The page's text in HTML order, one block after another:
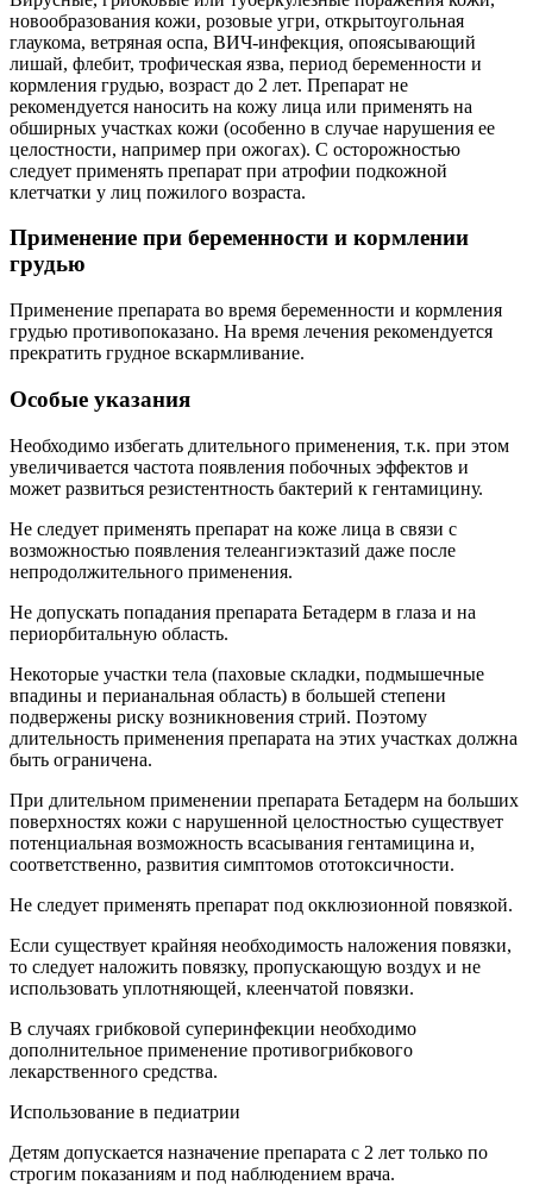
новообразования кожи, розовые угри, открытоугольная
глаукома, ветряная оспа, ВИЧ-инфекция, опоясывающий
лишай, флебит, трофическая язва, период беременности и
кормления грудью, возраст до 2 лет. Препарат не
рекомендуется наносить на кожу лица или применять на
обширных участках кожи (особенно в случае нарушения ее
целостности, например при ожогах). С осторожностью
следует применять препарат при атрофии подкожной
клетчатки у лиц пожилого возраста.
Применение при беременности и кормлении
грудью
Применение препарата во время беременности и кормления
грудью противопоказано. На время лечения рекомендуется
прекратить грудное вскармливание.
Особые указания
Необходимо избегать длительного применения, т.к. при этом
увеличивается частота появления побочных эффектов и
может развиться резистентность бактерий к гентамицину.
Не следует применять препарат на коже лица в связи с
возможностью появления телеангиэктазий даже после
непродолжительного применения.
Не допускать попадания препарата Бетадерм в глаза и на
периорбитальную область.
Некоторые участки тела (паховые складки, подмышечные
впадины и перианальная область) в большей степени
подвержены риску возникновения стрий. Поэтому
длительность применения препарата на этих участках должна
быть ограничена.
При длительном применении препарата Бетадерм на больших
поверхностях кожи с нарушенной целостностью существует
потенциальная возможность всасывания гентамицина и,
соответственно, развития симптомов ототоксичности.
Не следует применять препарат под окклюзионной повязкой.
Если существует крайняя необходимость наложения повязки,
то следует наложить повязку, пропускающую воздух и не
использовать уплотняющей, клеенчатой повязки.
В случаях грибковой суперинфекции необходимо
дополнительное применение противогрибкового
лекарственного средства.
Использование в педиатрии
Детям допускается назначение препарата с 2 лет только по
строгим показаниям и под наблюдением врача.